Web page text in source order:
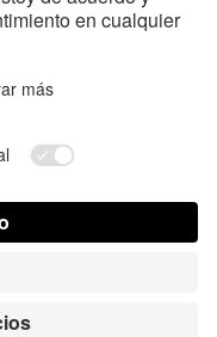
LLC.
de cookies
Acceso para la prensa